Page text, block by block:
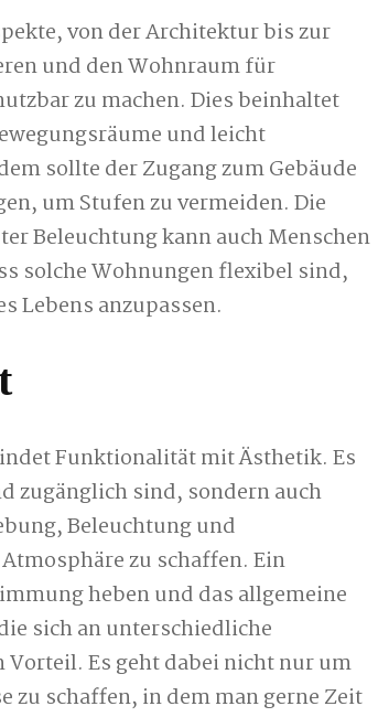
von der Architektur bis zur
und den Wohnraum für
zu machen. Dies beinhaltet
und leicht
sollte der Zugang zum Gebäude
um Stufen zu vermeiden. Die
Beleuchtung kann auch Menschen
solche Wohnungen flexibel sind,
Lebens anzupassen.
Funktionalität mit Ästhetik. Es
zugänglich sind, sondern auch
Beleuchtung und
zu schaffen. Ein
heben und das allgemeine
sich an unterschiedliche
Es geht dabei nicht nur um
schaffen, in dem man gerne Zeit